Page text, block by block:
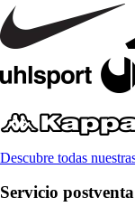
Descubre todas
Servicio